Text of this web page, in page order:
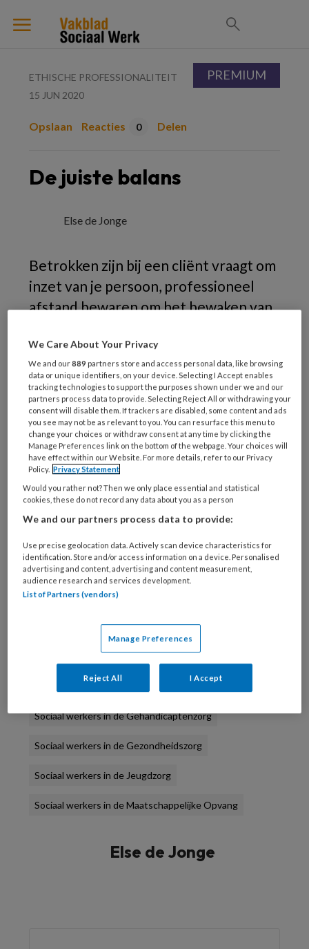
ETHISCHE PROFESSIONALITEIT
15 JUN 2020
Opslaan Reacties 0 Delen
De juiste balans
Else de Jonge
Betrokken zijn bij een cliënt vraagt om
inzet van je persoon, professioneel
afstand bewaren om het bewaken van
werker een goed evenwicht tussen
nabijheid en distantie?
PREMIUM
Bekijk de mogelijkheden
Al abonnee?Log dan in
PREMIUM
Sociaal werkers in de Forensische Zorg
Sociaal werkers in de Geestelijke Gezondheidszorg
Sociaal werkers in de Gehandicaptenzorg
Sociaal werkers in de Gezondheidszorg
Sociaal werkers in de Jeugdzorg
Sociaal werkers in de Maatschappelijke Opvang
Else de Jonge
We Care About Your Privacy
We and our889 partners store and access personal data, like browsing
data or unique identifiers, on your device. Selecting I Accept enables
tracking technologies to support the purposes shown under we and our
partners process data to provide. Selecting Reject All or withdrawing your
consent will disable them. If trackers are disabled, some content and ads
you see may not be as relevant to you. You can resurface this menu to
change your choices or withdraw consent at any time by clicking the
Manage Preferences link on the bottom of the webpage. Your choices will
have effect within our Website. For more details, refer to our Privacy
Policy. Privacy Statement
Would you rather not? Then we only place essential and statistical
cookies, these do not record any data about you as a person
We and our partners process data to provide:
Use precise geolocation data. Actively scan device characteristics for
identification. Store and/or access information on a device. Personalised
advertising and content, advertising and content measurement,
audience research and services development.
List of Partners (vendors)
Manage Preferences
Reject All I Accept